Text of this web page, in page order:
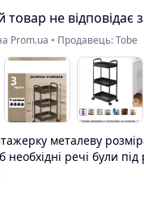
не відповідає
Prom.ua • Продавець: Tobe
металеву
речі були